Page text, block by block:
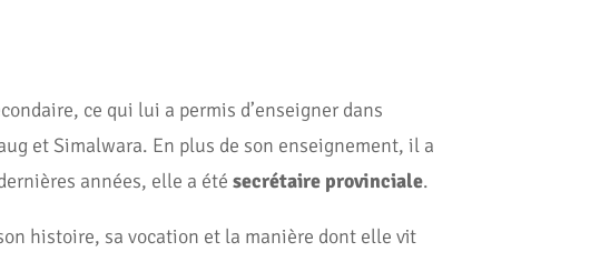
ce qui lui a permis d’enseigner dans
et Simalwara. En plus de son enseignement, il a
années, elle a étésecrétaire provinciale.
histoire, sa vocation et la manière dont elle vit